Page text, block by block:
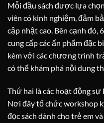
Mỗi đầu sách được lựa
viên có kinh nghiệm, đảm
cập nhật cao. Bên cạnh đó,
cung cấp các ấn phẩm đặc
kèm với các chương trình
có thể khám phá nội dung
Thứ hai là các hoạt động
Nơi đây tổ chức workshop
đọc sách dành cho trẻ em